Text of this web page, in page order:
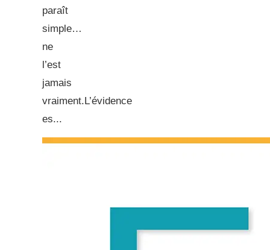
paraît
simple…
ne
l’est
jamais
vraiment.L’évidence
es...